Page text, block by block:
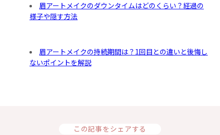
眉アートメイクのダウンタイムはどのくらい？経過の
様子や隠す方法
眉アートメイクの持続期間は？1回目との違いと後悔し
ないポイントを解説
この記事をシェアする